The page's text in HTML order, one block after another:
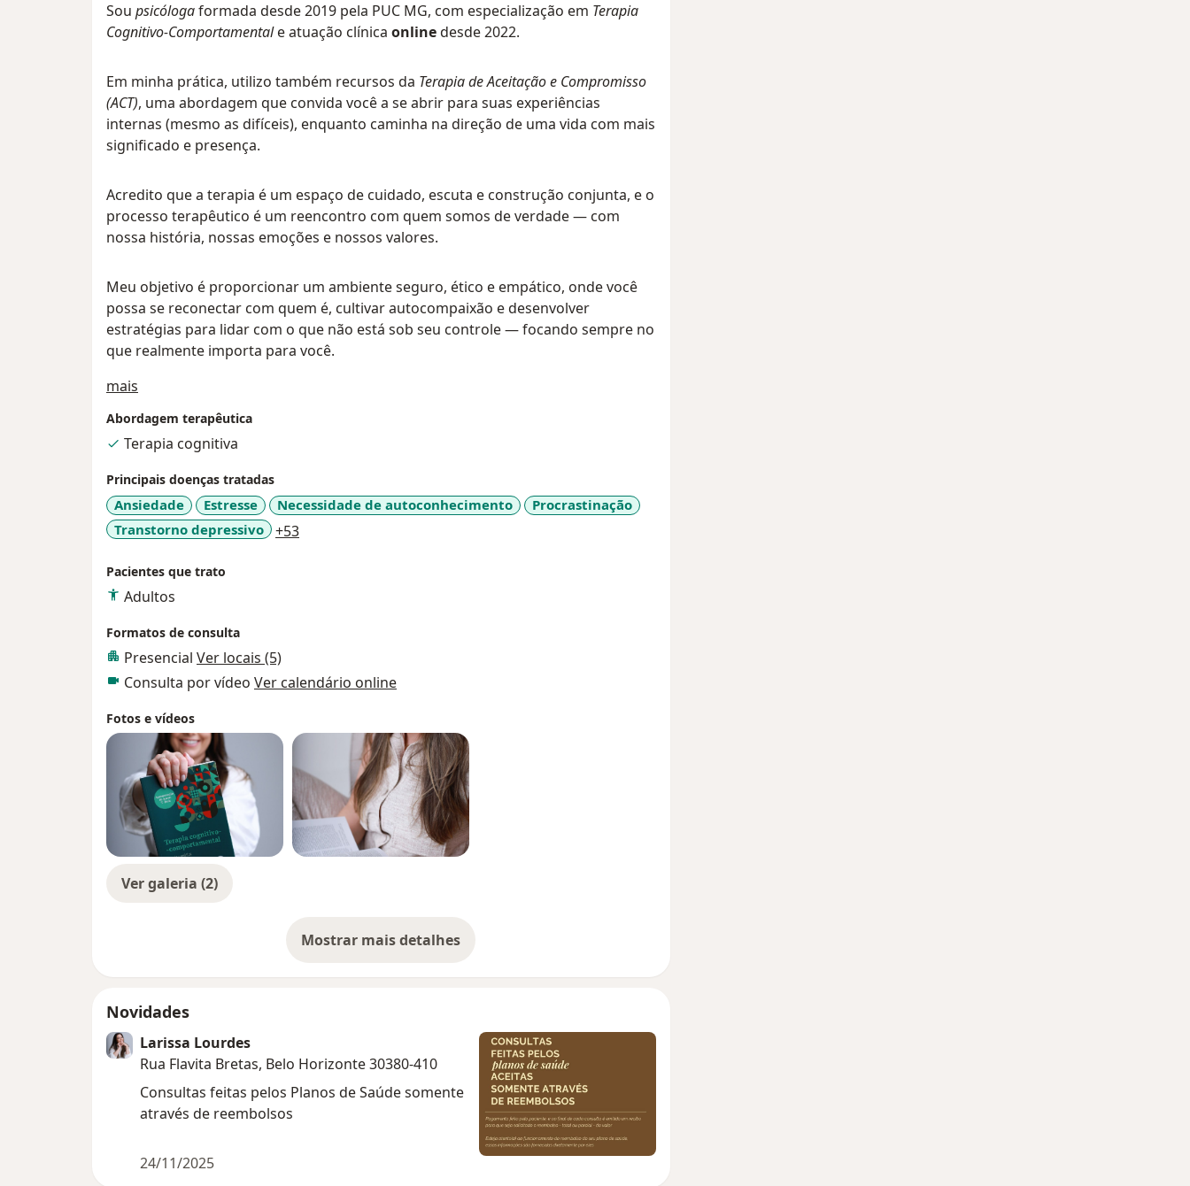
Sou psicólogaformada desde 2019 pela PUC MG, com especialização em Terapia
Cognitivo-Comportamental e atuação clínica onlinedesde 2022.
Em minha prática, utilizo também recursos da Terapia de Aceitação e Compromisso
(ACT), uma abordagem que convida você a se abrir para suas experiências
internas (mesmo as difíceis), enquanto caminha na direção de uma vida com mais
significado e presença.
Acredito que a terapia é um espaço de cuidado, escuta e construção conjunta, e o
processo terapêutico é um reencontro com quem somos de verdade — com
nossa história, nossas emoções e nossos valores.
Meu objetivo é proporcionar um ambiente seguro, ético e empático, onde você
possa se reconectar com quem é, cultivar autocompaixão e desenvolver
estratégias para lidar com o que não está sob seu controle — focando sempre no
que realmente importa para você.
mais
Abordagem terapêutica
Terapia cognitiva
Principais doenças tratadas
Ansiedade Estresse Necessidade de autoconhecimento
Procrastinação
Transtorno depressivo
+53a11y_sr_more_diseases
Pacientes que trato
Adultos
Formatos de consulta
Presencial Ver locais (5)
Consulta por vídeo Ver calendário online
Fotos e vídeos
Ver galeria (2)
Mostrar mais detalhes
sobre a experiência
Novidades
Larissa Lourdes
Rua Flavita Bretas, Belo Horizonte 30380-410
Consultas feitas pelos Planos de Saúde somente
através de reembolsos
24/11/2025